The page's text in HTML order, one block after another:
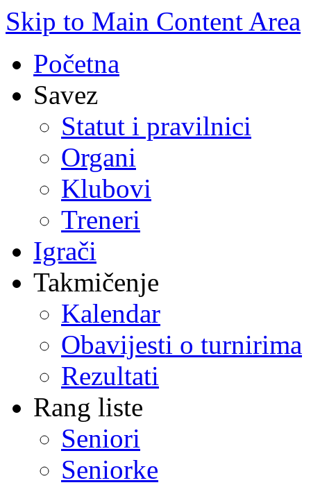
Skip to Main Content Area
Početna
Savez
Statut i pravilnici
Organi
Klubovi
Treneri
Igrači
Takmičenje
Kalendar
Obavijesti o turnirima
Rezultati
Rang liste
Seniori
Seniorke